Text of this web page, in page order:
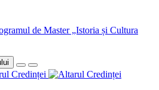
de Master „Istoria și Cultura